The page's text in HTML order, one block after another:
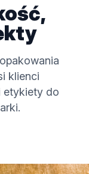
klienci
etykiety do